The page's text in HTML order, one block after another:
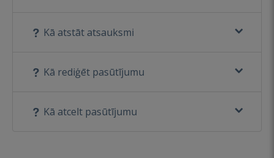
Kā atstāt atsauksmi
Kā rediģēt pasūtījumu
Kā atcelt pasūtījumu